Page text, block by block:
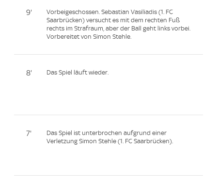
9'
Vorbeigeschossen. Sebastian Vasiliadis (1. FC
Saarbrücken) versucht es mit dem rechten Fuß
rechts im Strafraum, aber der Ball geht links vorbei.
Vorbereitet von Simon Stehle.
8' Das Spiel läuft wieder.
7'
Das Spiel ist unterbrochen aufgrund einer
Verletzung Simon Stehle (1. FC Saarbrücken).